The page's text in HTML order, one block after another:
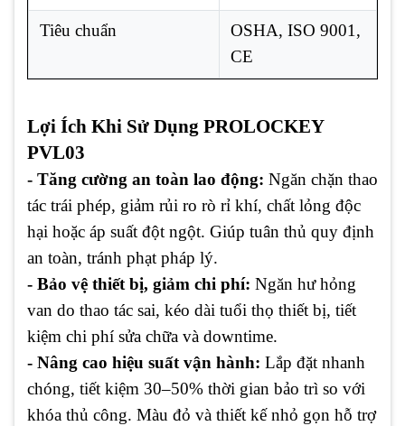
Tiêu chuẩn
OSHA, ISO 9001,
CE
Lợi Ích Khi Sử Dụng PROLOCKEY
PVL03
- Tăng cường an toàn lao động: Ngăn chặn thao
tác trái phép, giảm rủi ro rò rỉ khí, chất lỏng độc
hại hoặc áp suất đột ngột. Giúp tuân thủ quy định
an toàn, tránh phạt pháp lý.
- Bảo vệ thiết bị, giảm chi phí: Ngăn hư hỏng
van do thao tác sai, kéo dài tuổi thọ thiết bị, tiết
kiệm chi phí sửa chữa và downtime.
- Nâng cao hiệu suất vận hành: Lắp đặt nhanh
chóng, tiết kiệm 30–50% thời gian bảo trì so với
khóa thủ công. Màu đỏ và thiết kế nhỏ gọn hỗ trợ